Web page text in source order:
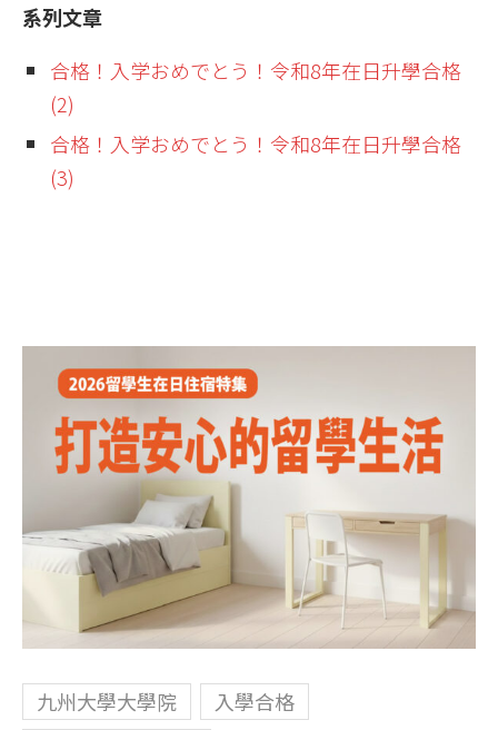
系列文章
合格！入学おめでとう！令和8年在日升學合格
(2)
合格！入学おめでとう！令和8年在日升學合格
(3)
九州大學大學院
入學合格